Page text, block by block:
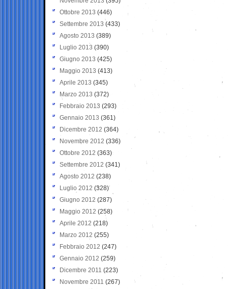
Ottobre 2013 (446)
Settembre 2013 (433)
Agosto 2013 (389)
Luglio 2013 (390)
Giugno 2013 (425)
Maggio 2013 (413)
Aprile 2013 (345)
Marzo 2013 (372)
Febbraio 2013 (293)
Gennaio 2013 (361)
Dicembre 2012 (364)
Novembre 2012 (336)
Ottobre 2012 (363)
Settembre 2012 (341)
Agosto 2012 (238)
Luglio 2012 (328)
Giugno 2012 (287)
Maggio 2012 (258)
Aprile 2012 (218)
Marzo 2012 (255)
Febbraio 2012 (247)
Gennaio 2012 (259)
Dicembre 2011 (223)
Novembre 2011 (267)